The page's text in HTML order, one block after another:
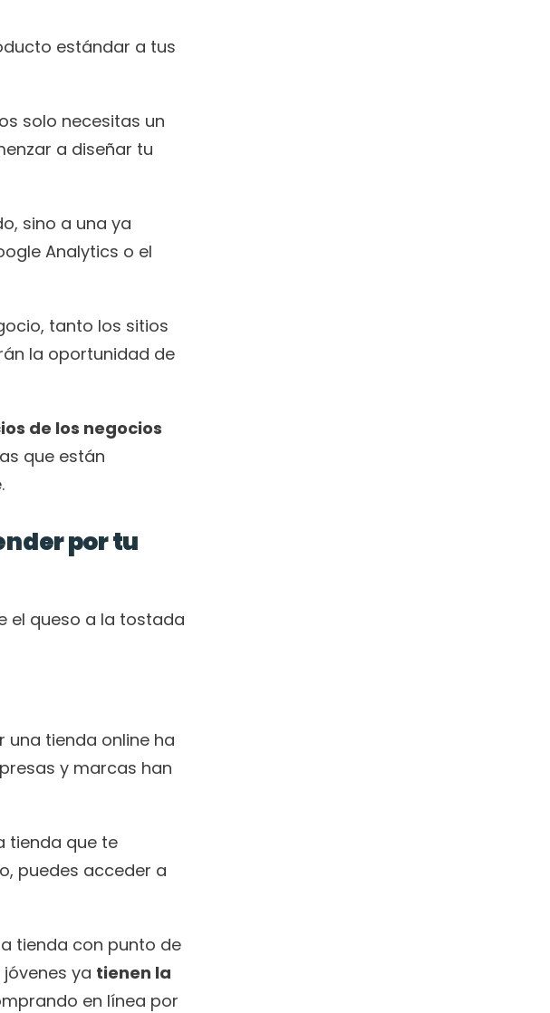
estándar a tus
solo necesitas un
a diseñar tu
sino a una ya
Analytics o el
tanto los sitios
la oportunidad de
de los negocios
que están
por tu
el queso a la tostada
una tienda online ha
y marcas han
tienda que te
puedes acceder a
tienda con punto de
ya tienen la
en línea por